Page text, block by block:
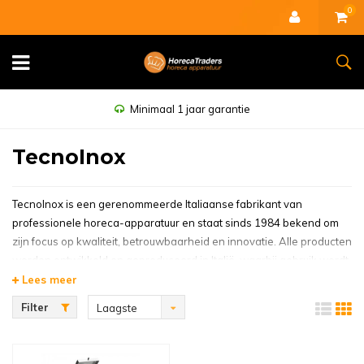
0
Minimaal 1 jaar garantie
TecnoInox
TecnoInox is een gerenommeerde Italiaanse fabrikant van
professionele horeca-apparatuur en staat sinds 1984 bekend om
zijn focus op kwaliteit, betrouwbaarheid en innovatie. Alle producten
worden ontwikkeld en geproduceerd in Italië, waarbij gebruik wordt
gemaakt van hoogwaardige materialen en moderne
productietechnieken. Hierdoor is TecnoInox uitgegroeid tot een
vertrouwd merk binnen de internationale horecabranche.
Lees meer
Filter
Laagste